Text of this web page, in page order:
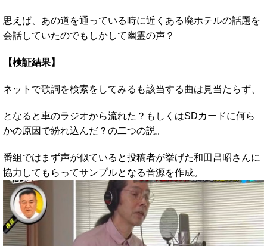
思えば、あの道を通っている時に近くある廃ホテルの話題を
会話していたのでもしかして幽霊の声？
【検証結果】
ネットで歌詞を検索をしてみるも該当する曲は見当たらず、
となると車のラジオから流れた？もしくはSDカードに何ら
かの原因で紛れ込んだ？の二つの説。
番組ではまず声が似ていると投稿者が挙げた和田昌昭さんに
協力してもらってサンプルとなる音源を作成。